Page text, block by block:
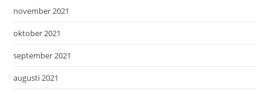
november 2021
oktober 2021
september 2021
augusti 2021